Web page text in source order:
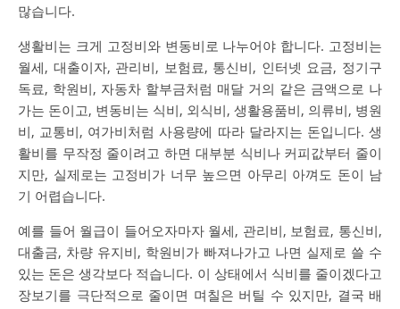
많습니다.
생활비는 크게 고정비와 변동비로 나누어야 합니다. 고정비는
월세, 대출이자, 관리비, 보험료, 통신비, 인터넷 요금, 정기구
독료, 학원비, 자동차 할부금처럼 매달 거의 같은 금액으로 나
가는 돈이고, 변동비는 식비, 외식비, 생활용품비, 의류비, 병원
비, 교통비, 여가비처럼 사용량에 따라 달라지는 돈입니다. 생
활비를 무작정 줄이려고 하면 대부분 식비나 커피값부터 줄이
지만, 실제로는 고정비가 너무 높으면 아무리 아껴도 돈이 남
기 어렵습니다.
예를 들어 월급이 들어오자마자 월세, 관리비, 보험료, 통신비,
대출금, 차량 유지비, 학원비가 빠져나가고 나면 실제로 쓸 수
있는 돈은 생각보다 적습니다. 이 상태에서 식비를 줄이겠다고
장보기를 극단적으로 줄이면 며칠은 버틸 수 있지만, 결국 배